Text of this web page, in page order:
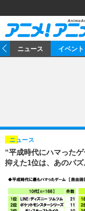
ゲーム
海外イベント
俳優・タレント
アニメ
ゲーム
動画
アニメ
アニメ！アニメ！
連載・コラム
ニュース イベン
“平成時代にハマった
抑えた1位は、あのパ
ニュース